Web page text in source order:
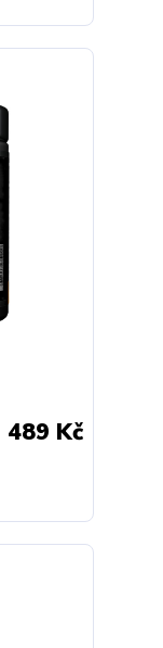
489 Kč